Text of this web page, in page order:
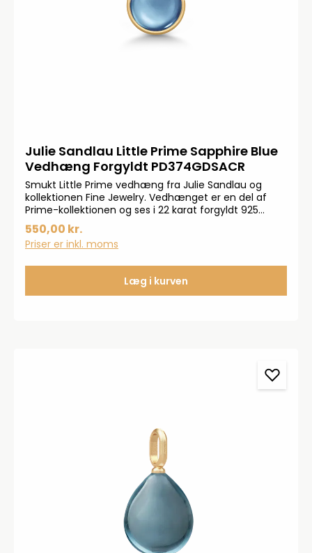
Julie Sandlau Little Prime Sapphire Blue
Vedhæng Forgyldt PD374GDSACR
Smukt Little Prime vedhæng fra Julie Sandlau og
kollektionen Fine Jewelry. Vedhænget er en del af
Prime-kollektionen og ses i 22 karat forgyldt 925
sterlingsølv og ses med fortryllende flot krystal. Måler
12,5x7
550,00 kr.
Priser er inkl. moms
Læg i kurven